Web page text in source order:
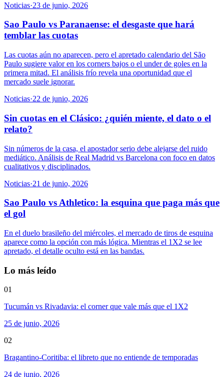
Noticias·23 de junio, 2026
Sao Paulo vs Paranaense: el desgaste que hará
temblar las cuotas
Las cuotas aún no aparecen, pero el apretado calendario del São
Paulo sugiere valor en los corners bajos o el under de goles en la
primera mitad. El análisis frío revela una oportunidad que el
mercado suele ignorar.
Noticias·22 de junio, 2026
Sin cuotas en el Clásico: ¿quién miente, el dato o el
relato?
Sin números de la casa, el apostador serio debe alejarse del ruido
mediático. Análisis de Real Madrid vs Barcelona con foco en datos
cualitativos y disciplinados.
Noticias·21 de junio, 2026
Sao Paulo vs Athletico: la esquina que paga más que
el gol
En el duelo brasileño del miércoles, el mercado de tiros de esquina
aparece como la opción con más lógica. Mientras el 1X2 se lee
apretado, el detalle oculto está en las bandas.
Lo más leído
01
Tucumán vs Rivadavia: el corner que vale más que el 1X2
25 de junio, 2026
02
Bragantino-Coritiba: el libreto que no entiende de temporadas
24 de junio, 2026